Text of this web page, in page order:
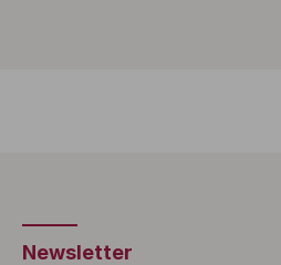
Newsletter